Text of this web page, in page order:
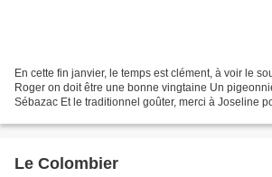
En cette fin janvier, le temps est clément, à voir le
Roger on doit être une bonne vingtaine Un
Sébazac Et le traditionnel goûter, merci à Joseline
Le Colombier